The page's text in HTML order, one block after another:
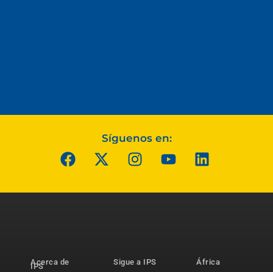
Síguenos en:
Acerca de
IPS
Sigue a IPS
África